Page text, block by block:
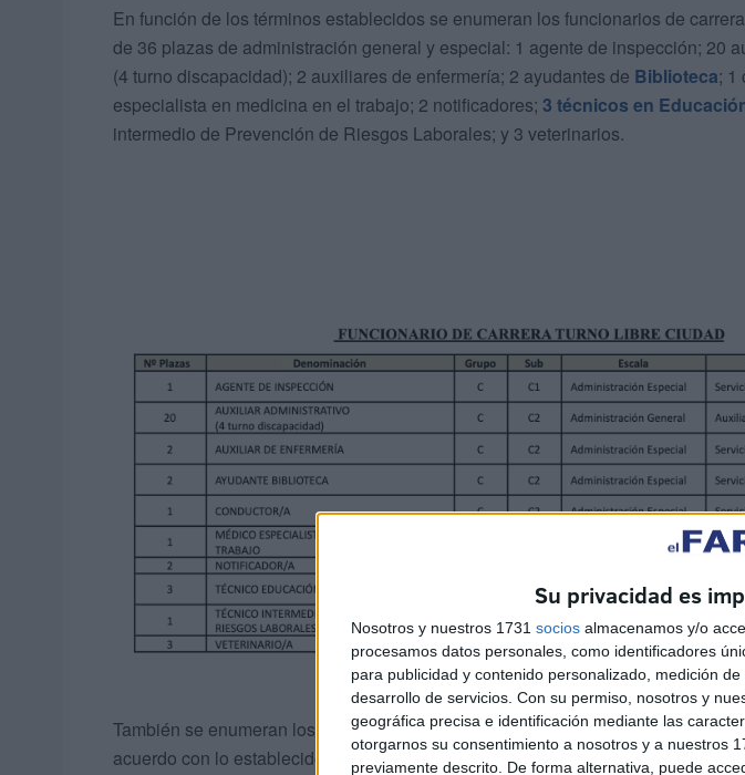
Su privacidad es
Nosotros y nuestros 1731 socios almacenamos y/o
procesamos datos personales, como identificadores
para publicidad y contenido personalizado, medición
desarrollo de servicios. Con su permiso, nosotros y
geográfica precisa e identificación mediante las
otorgarnos su consentimiento a nosotros y a nuestros
previamente descrito. De forma alternativa, puede
En función de los términos establecidos se enumeran los funcionarios de
de 36 plazas de administración general y especial: 1 agente de inspección; 20
(4 turno discapacidad); 2 auxiliares de enfermería; 2 ayudantes de Biblioteca; 1
especialista en medicina en el trabajo; 2 notificadores; 3 técnicos en
intermedio de Prevención de Riesgos Laborales; y 3 veterinarios.
También se enumeran los funcionarios de carrera (turno promoción interna),
acuerdo con lo establecido en Art. 70 TREBEP, apartado 1, se incrementa 1